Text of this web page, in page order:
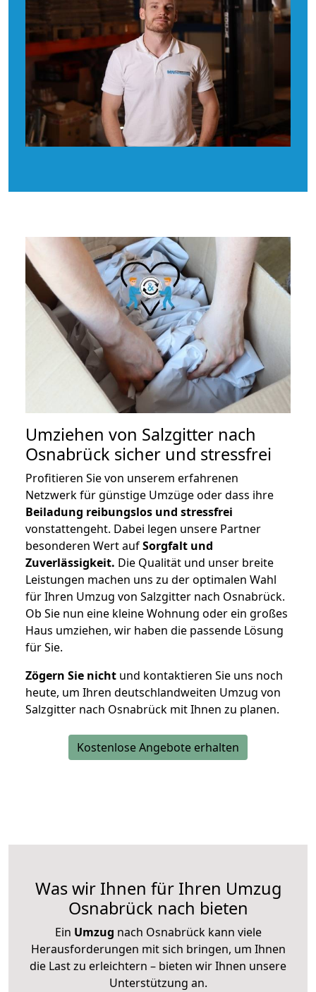
Umziehen von Salzgitter nach
Osnabrück sicher und stressfrei
Profitieren Sie von unserem erfahrenen
Netzwerk für günstige Umzüge oder dass ihre
Beiladung reibungslos und stressfrei
vonstattengeht. Dabei legen unsere Partner
besonderen Wert aufSorgfalt und
Zuverlässigkeit. Die Qualität und unser breite
Leistungen machen uns zu der optimalen Wahl
für Ihren Umzug von Salzgitter nach Osnabrück.
Ob Sie nun eine kleine Wohnung oder ein großes
Haus umziehen, wir haben die passende Lösung
für Sie.
Zögern Sie nicht und kontaktieren Sie uns noch
heute, um Ihren deutschlandweiten Umzug von
Salzgitter nach Osnabrück mit Ihnen zu planen.
Kostenlose Angebote erhalten
Was wir Ihnen für Ihren Umzug
Osnabrück nach bieten
Ein Umzug nach Osnabrück kann viele
Herausforderungen mit sich bringen, um Ihnen
die Last zu erleichtern – bieten wir Ihnen unsere
Unterstützung an.